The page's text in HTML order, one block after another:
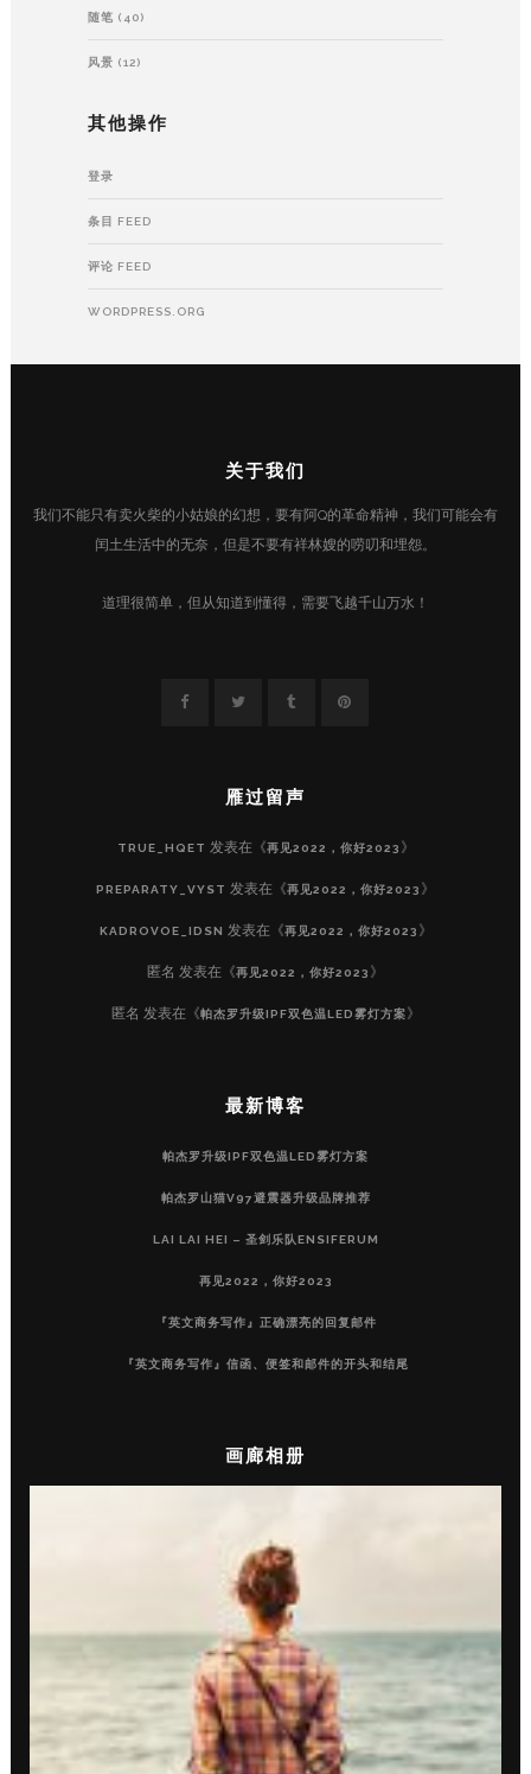
随笔 (40)
风景 (12)
其他操作
登录
条目 FEED
评论 FEED
WORDPRESS.ORG
关于我们
我们不能只有卖火柴的小姑娘的幻想，要有阿Q的革命精神，我们可能会有
闰土生活中的无奈，但是不要有祥林嫂的唠叨和埋怨。
道理很简单，但从知道到懂得，需要飞越千山万水！
雁过留声
TRUE_HQET 发表在《再见2022，你好2023 》
PREPARATY_VYST 发表在《再见2022，你好2023 》
KADROVOE_IDSN 发表在《再见2022，你好2023 》
匿名 发表在《再见2022，你好2023 》
匿名 发表在《帕杰罗升级IPF双色温LED雾灯方案》
最新博客
帕杰罗升级IPF双色温LED雾灯方案
帕杰罗山猫V97避震器升级品牌推荐
LAI LAI HEI – 圣剑乐队ENSIFERUM
再见2022，你好2023
『英文商务写作』正确漂亮的回复邮件
『英文商务写作』信函、便签和邮件的开头和结尾
画廊相册